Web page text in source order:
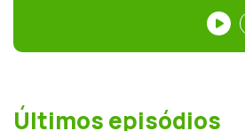
Durante séculos,
mágicas nas
memória dos
heróis que
Últimos episódios